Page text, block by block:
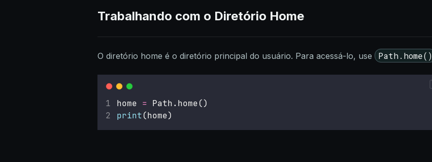
Trabalhando com o Diretório Home
O diretório home é o diretório principal do usuário. Para acessá-lo, use Path.home()
home = Path.home()
print(home)